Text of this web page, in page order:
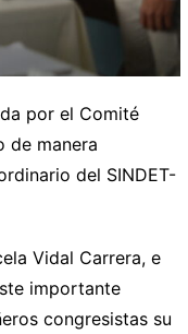
por el Comité
de manera
del SINDET-
Vidal Carrera, e
importante
congresistas su